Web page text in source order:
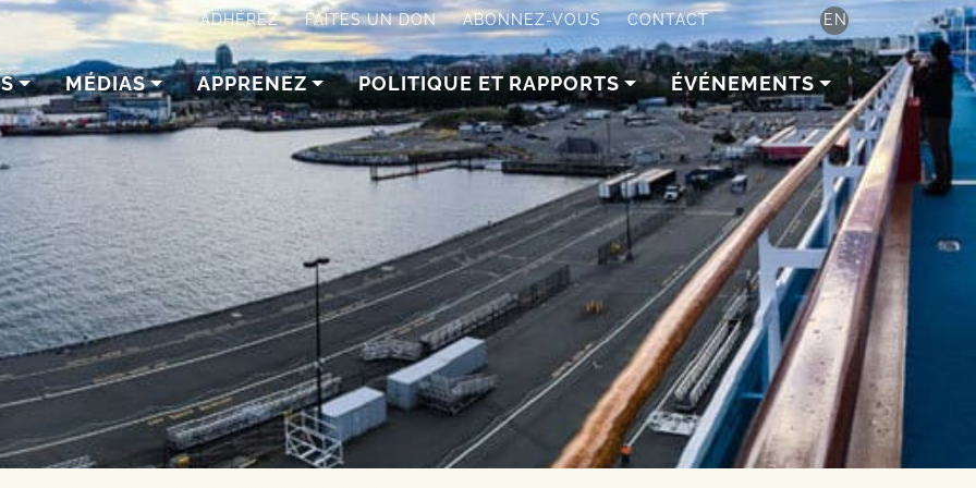
ADHÉREZ FAITES UN DON ABONNEZ-VOUS CONTACT EN
MÉDIAS APPRENEZ POLITIQUE ET RAPPORTS ÉVÉNEMENTS